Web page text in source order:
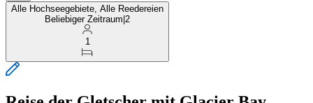
Alle Hochseegebiete, Alle Reedereien
Beliebiger Zeitraum 2
1